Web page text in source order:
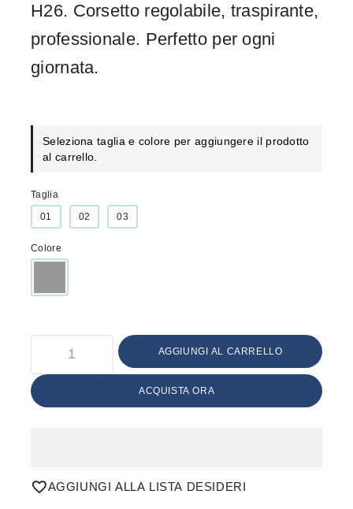
H26. Corsetto regolabile, traspirante,
professionale. Perfetto per ogni
giornata.
Seleziona taglia e colore per aggiungere il prodotto
al carrello.
Taglia
01
02 03
Colore
AGGIUNGI AL CARRELLO
ACQUISTA ORA
AGGIUNGI ALLA LISTA DESIDERI